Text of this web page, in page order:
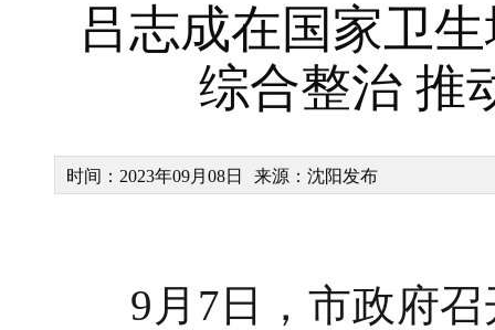
吕志成在国家卫
综合整治 推
时间：2023年09月08日 来源：沈阳发布
9月7日，市政府